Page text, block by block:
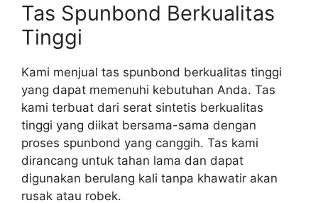
Tas Spunbond Berkualitas
Tinggi
Kami menjual tas spunbond berkualitas tinggi
yang dapat memenuhi kebutuhan Anda. Tas
kami terbuat dari serat sintetis berkualitas
tinggi yang diikat bersama-sama dengan
proses spunbond yang canggih. Tas kami
dirancang untuk tahan lama dan dapat
digunakan berulang kali tanpa khawatir akan
rusak atau robek.